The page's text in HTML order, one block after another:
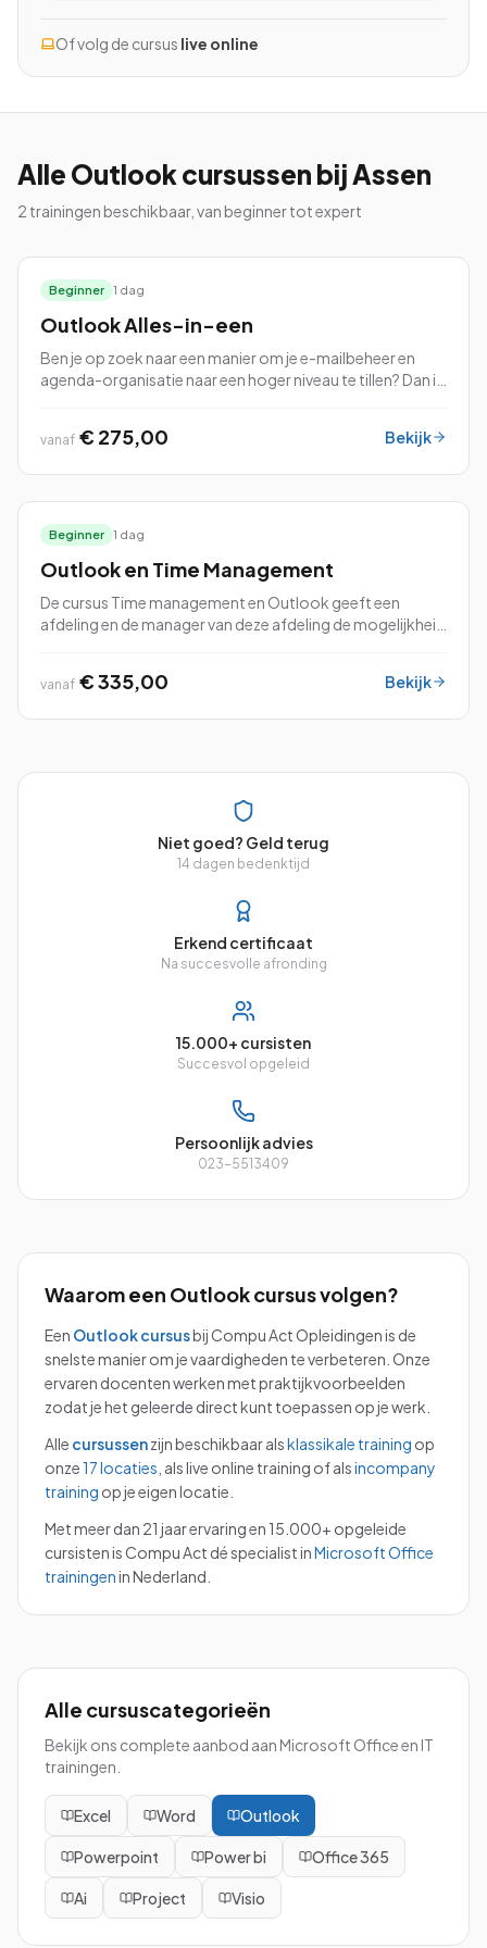
Bel ons: 023-5513409
Gratis studiegids downloaden
Of volg de cursus live online
Alle Outlookcursussen bij Assen
2 trainingen beschikbaar, van beginner tot expert
Beginner 1 dag
Outlook Alles-in-een
Ben je op zoek naar een manier om je e-mailbeheer en
agenda-organisatie naar een hoger niveau te tillen? Dan is
vanaf € 275,00 Bekijk
Beginner 1 dag
Outlook en Time Management
De cursus Time management en Outlook geeft een
afdeling en de manager van deze afdeling de mogelijkheid
vanaf € 335,00 Bekijk
Niet goed? Geld terug
14 dagen bedenktijd
Erkend certificaat
Na succesvolle afronding
15.000+ cursisten
Succesvol opgeleid
Persoonlijk advies
023-5513409
Waarom een Outlookcursus volgen?
Een Outlookcursusbij Compu Act Opleidingen is de
snelste manier om je vaardigheden te verbeteren. Onze
ervaren docenten werken met praktijkvoorbeelden
zodat je het geleerde direct kunt toepassen op je werk.
Alle cursussenzijn beschikbaar alsklassikale training op
onze17 locaties , als live online training of alsincompany
training op je eigen locatie.
Met meer dan 21 jaar ervaring en 15.000+ opgeleide
cursisten is Compu Act dé specialist inMicrosoft Office
trainingenin Nederland.
Alle cursuscategorieën
Bekijk ons complete aanbod aan Microsoft Office en IT
trainingen.
Excel Word Outlook
Powerpoint Power bi Office 365
Ai Project Visio